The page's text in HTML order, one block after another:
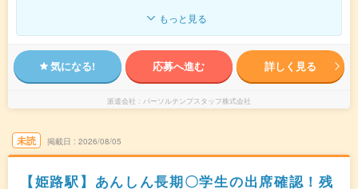
もっと見る
気になる! 応募へ進む 詳しく見る
派遣会社 パーソルテンプスタッフ株式会社
未読 掲載日 2026/08/05
【姫路駅】あんしん長期〇学生の出席確認！残